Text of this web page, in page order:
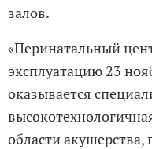
залов.
«Перинатальный
эксплуатацию 23
оказывается
области акушерства,